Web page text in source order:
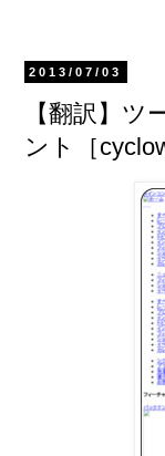
2013/07/03
【翻訳】
ント［